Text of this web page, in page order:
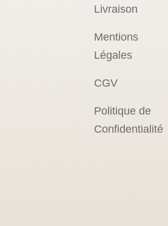
Livraison
Mentions
Légales
CGV
Politique de
Confidentialité